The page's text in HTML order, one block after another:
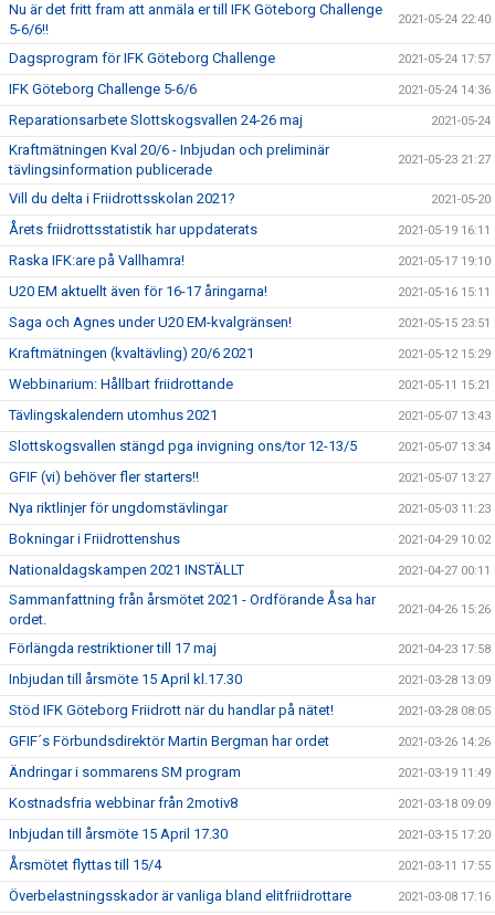
Nu är det fritt fram att anmäla er till IFK Göteborg Challenge
5-6/6!!
2021-05-24 22:40
Dagsprogram för IFK Göteborg Challenge 2021-05-24 17:57
IFK Göteborg Challenge 5-6/6 2021-05-24 14:36
Reparationsarbete Slottskogsvallen 24-26 maj 2021-05-24
Kraftmätningen Kval 20/6 - Inbjudan och preliminär
tävlingsinformation publicerade
2021-05-23 21:27
Vill du delta i Friidrottsskolan 2021? 2021-05-20
Årets friidrottsstatistik har uppdaterats 2021-05-19 16:11
Raska IFK:are på Vallhamra! 2021-05-17 19:10
U20 EM aktuellt även för 16-17 åringarna! 2021-05-16 15:11
Saga och Agnes under U20 EM-kvalgränsen! 2021-05-15 23:51
Kraftmätningen (kvaltävling) 20/6 2021 2021-05-12 15:29
Webbinarium: Hållbart friidrottande 2021-05-11 15:21
Tävlingskalendern utomhus 2021 2021-05-07 13:43
Slottskogsvallen stängd pga invigning ons/tor 12-13/5 2021-05-07 13:34
GFIF (vi) behöver fler starters!! 2021-05-07 13:27
Nya riktlinjer för ungdomstävlingar 2021-05-03 11:23
Bokningar i Friidrottenshus 2021-04-29 10:02
Nationaldagskampen 2021 INSTÄLLT 2021-04-27 00:11
Sammanfattning från årsmötet 2021 - Ordförande Åsa har
ordet.
2021-04-26 15:26
Förlängda restriktioner till 17 maj 2021-04-23 17:58
Inbjudan till årsmöte 15 April kl.17.30 2021-03-28 13:09
Stöd IFK Göteborg Friidrott när du handlar på nätet! 2021-03-28 08:05
GFIF´s Förbundsdirektör Martin Bergman har ordet 2021-03-26 14:26
Ändringar i sommarens SM program 2021-03-19 11:49
Kostnadsfria webbinar från 2motiv8 2021-03-18 09:09
Inbjudan till årsmöte 15 April 17.30 2021-03-15 17:20
Årsmötet flyttas till 15/4 2021-03-11 17:55
Överbelastningsskador är vanliga bland elitfriidrottare 2021-03-08 17:16